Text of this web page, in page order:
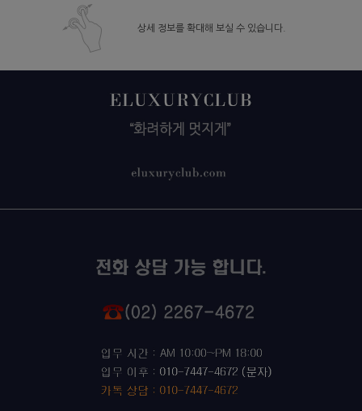
상세 정보를 확대해 보실 수 있습니다.